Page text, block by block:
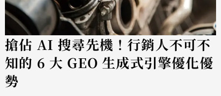
搶佔 AI 搜尋先機！行銷人不可不
知的 6 大 GEO 生成式引擎優化優
勢